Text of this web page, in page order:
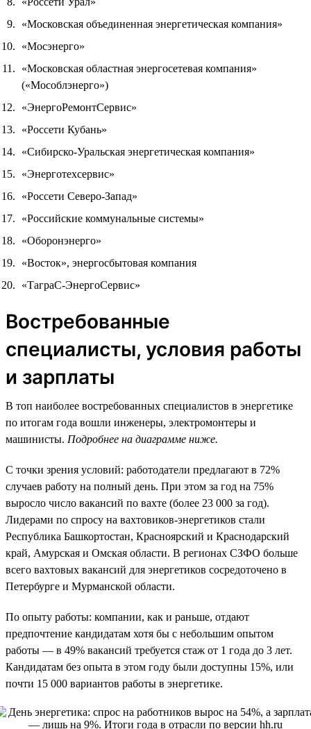
«Московская объединенная энергетическая компания»
«Мосэнерго»
«Московская областная энергосетевая компания»
(«Мособлэнерго»)
«ЭнергоРемонтСервис»
«Россети Кубань»
«Сибирско-Уральская энергетическая компания»
«Энерготехсервис»
«Россети Северо-Запад»
«Российские коммунальные системы»
«Оборонэнерго»
«Восток», энергосбытовая компания
«ТаграС-ЭнергоСервис»
Востребованные
специалисты, условия работы
и зарплаты
В топ наиболее востребованных специалистов в энергетике
по итогам года вошли инженеры, электромонтеры и
машинисты. Подробнее на диаграмме ниже.
С точки зрения условий: работодатели предлагают в 72%
случаев работу на полный день. При этом за год на 75%
выросло число вакансий по вахте (более 23 000 за год).
Лидерами по спросу на вахтовиков-энергетиков стали
Республика Башкортостан, Красноярский и Краснодарский
край, Амурская и Омская области. В регионах СЗФО больше
всего вахтовых вакансий для энергетиков сосредоточено в
Петербурге и Мурманской области.
По опыту работы: компании, как и раньше, отдают
предпочтение кандидатам хотя бы с небольшим опытом
работы — в 49% вакансий требуется стаж от 1 года до 3 лет.
Кандидатам без опыта в этом году были доступны 15%, или
почти 15 000 вариантов работы в энергетике.